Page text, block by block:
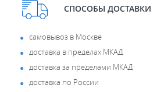
СПОСОБЫ ДОСТАВКИ
самовывоз в Москве
доставка в пределах МКАД
доставка за пределами МКАД
доставка по России